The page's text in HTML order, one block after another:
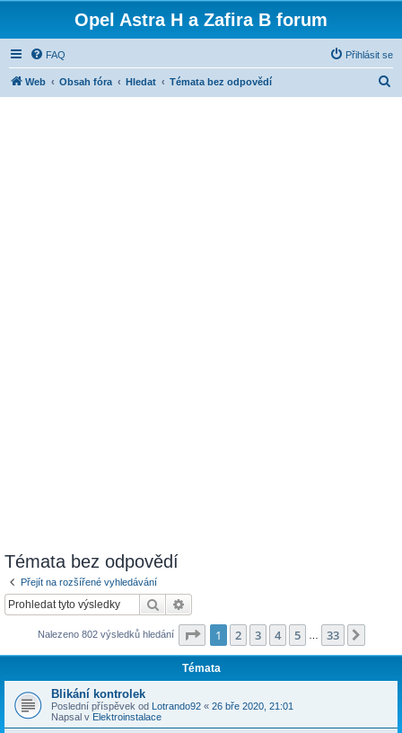
Opel Astra H a Zafira B forum
FAQ Přihlásit se
Web Obsah fóra Hledat Témata bez odpovědí
Témata bez odpovědí
Přejít na rozšířené vyhledávání
Hledat
Nalezeno 802 výsledků hledání Stránka z 33
1 2 3 4 5 33
Témata
Blikání kontrolek
Poslední příspěvek od Lotrando92 « 26 bře 2020, 21:01
Napsal v Elektroinstalace